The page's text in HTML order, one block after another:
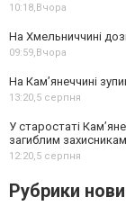
10:18,Вчора
На Хмельниччині
09:59,Вчора
На Камʼянеччині
13:20,5 серпня
У старостаті
загиблим захисникам
12:20,5 серпня
Рубрики